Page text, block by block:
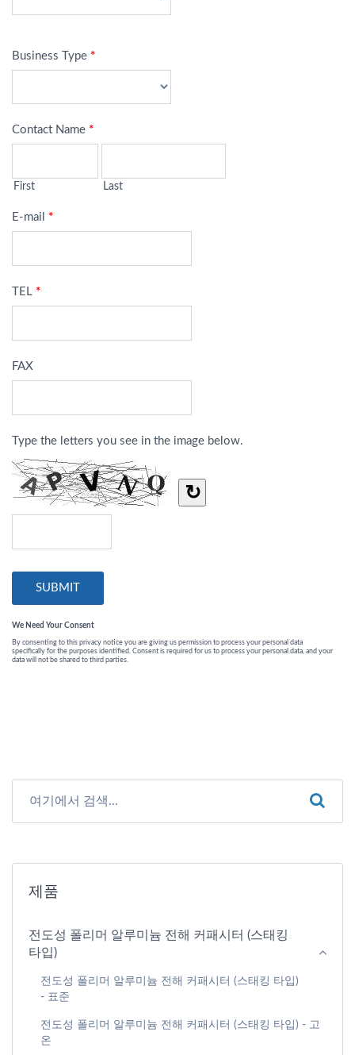
제품
전도성 폴리머 알루미늄 전해 커패시터 (스태킹
타입)
전도성 폴리머 알루미늄 전해 커패시터 (스태킹 타입)
- 표준
전도성 폴리머 알루미늄 전해 커패시터 (스태킹 타입) - 고
온